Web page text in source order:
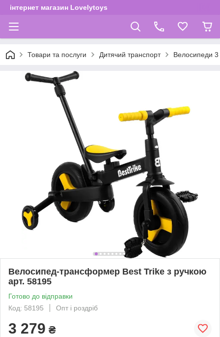
інтернет магазин Lovelytoys
Товари та послуги Дитячий транспорт Велосипеди 3
Велосипед-трансформер Best Trike з ручкою
арт. 58195
Готово до відправки
Код: 58195
Опт і роздріб
3 279 ₴